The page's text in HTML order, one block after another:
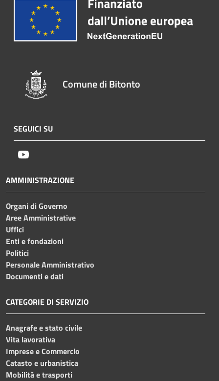
Comune di Bitonto
SEGUICI SU
AMMINISTRAZIONE
Organi di Governo
Aree Amministrative
Uffici
Enti e fondazioni
Politici
Personale Amministrativo
Documenti e dati
CATEGORIE DI SERVIZIO
Anagrafe e stato civile
Vita lavorativa
Imprese e Commercio
Catasto e urbanistica
Mobilità e trasporti